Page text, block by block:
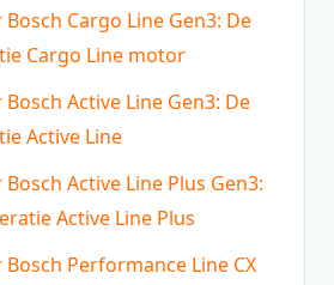
Cargo Line Gen3: De
Cargo Line motor
Active Line Gen3: De
Active Line
Active Line Plus Gen3:
Active Line Plus
Performance Line CX